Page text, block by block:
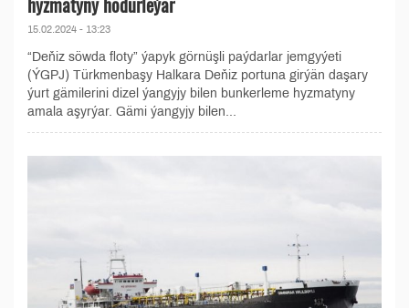
15.02.2024 - 13:23
“Deňiz söwda floty” ýapyk görnüşli paýdarlar jemgyýeti
(ÝGPJ) Türkmenbaşy Halkara Deňiz portuna girýän daşary
ýurt gämilerini dizel ýangyjy bilen bunkerleme hyzmatyny
amala aşyrýar. Gämi ýangyjy bilen...